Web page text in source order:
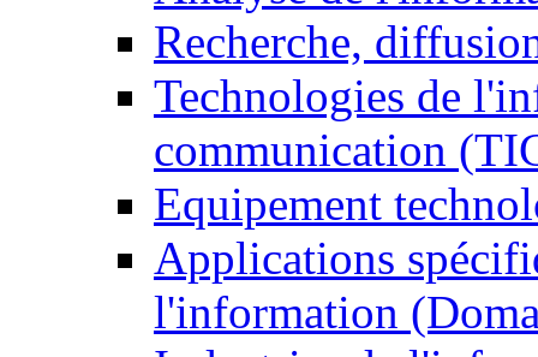
Recherche,
Technologies de
communication
Equipement
Applications
l'information